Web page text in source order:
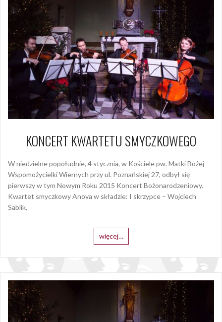
KONCERT KWARTETU SMYCZKOWEGO
W niedzielne popołudnie, 4 stycznia, w Kościele pw. Matki Bożej
Wspomożycielki Wiernych przy ul. Poznańskiej 27, odbył się
pierwszy w tym Nowym Roku 2015 Koncert Bożonarodzeniowy.
Kwartet smyczkowy Anova w składzie: I skrzypce – Wojciech
Sablik,
więcej…